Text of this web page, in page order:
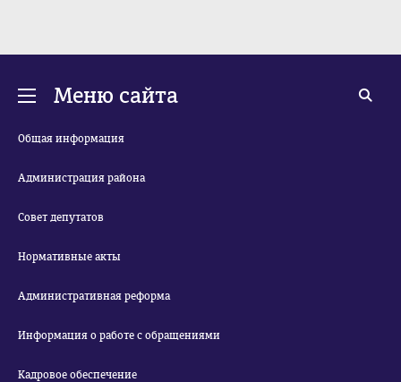
Меню сайта
Общая информация
Администрация района
Совет депутатов
Нормативные акты
Административная реформа
Информация о работе с обращениями
Кадровое обеспечение